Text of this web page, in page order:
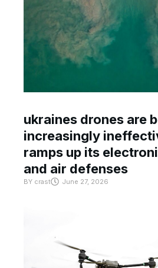
ukraines drones are
increasingly
ramps up its
and air defenses
BY crast June 27, 2026